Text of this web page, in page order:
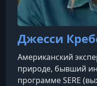
Джесси
Американский
природе, бывший
программе SERE